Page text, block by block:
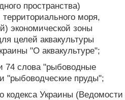
пространства)
моря,
экономической зоны
целей аквакультуры
"О аквакультуре";
74 слова "рыбоводные
"рыбоводческие пруды";
кодекса Украины (Ведомости